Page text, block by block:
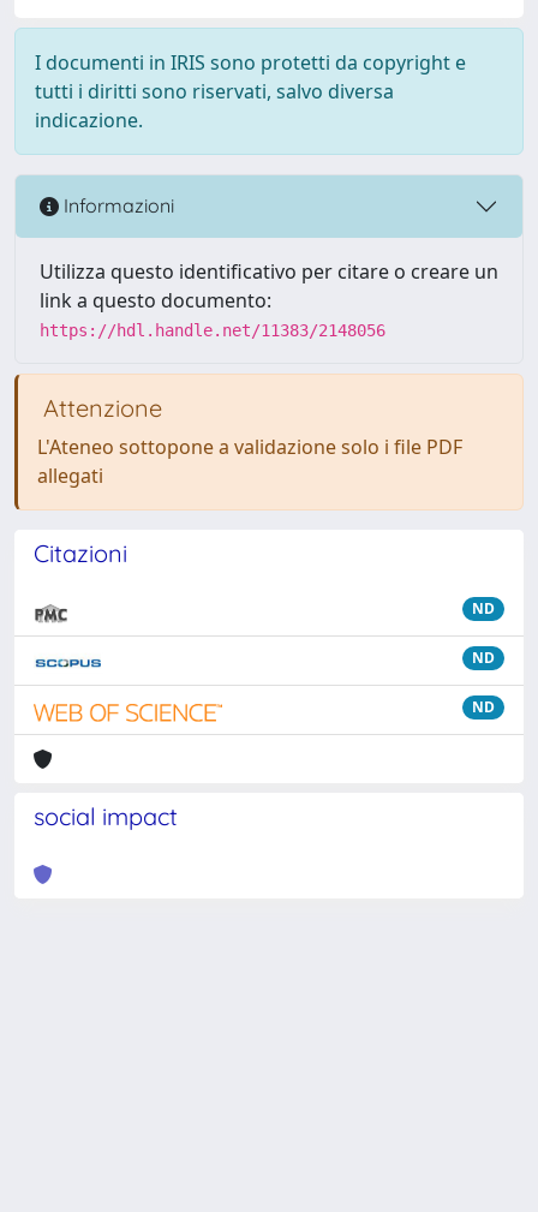
I documenti in IRIS sono protetti da copyright e
tutti i diritti sono riservati, salvo diversa
indicazione.
Informazioni
Utilizza questo identificativo per citare o creare un
link a questo documento:
https://hdl.handle.net/11383/2148056
Attenzione
L'Ateneo sottopone a validazione solo i file PDF
allegati
Citazioni
ND
ND
ND
social impact